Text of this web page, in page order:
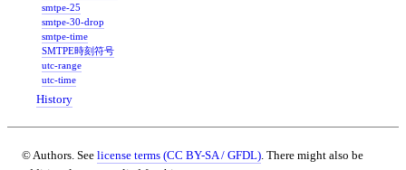
smtpe-25
smtpe-30-drop
smtpe-time
SMTPE時刻符号
utc-range
utc-time
History
© Authors. See license terms (CC BY-SA / GFDL). There might also be